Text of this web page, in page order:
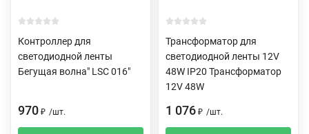
Контроллер для
светодиодной ленты
Бегущая волна" LSC 016"
970 ₽ /шт.
Трансформатор для
светодиодной ленты 12V
48W IP20 Трансформатор
12V 48W
1 076 ₽ /шт.